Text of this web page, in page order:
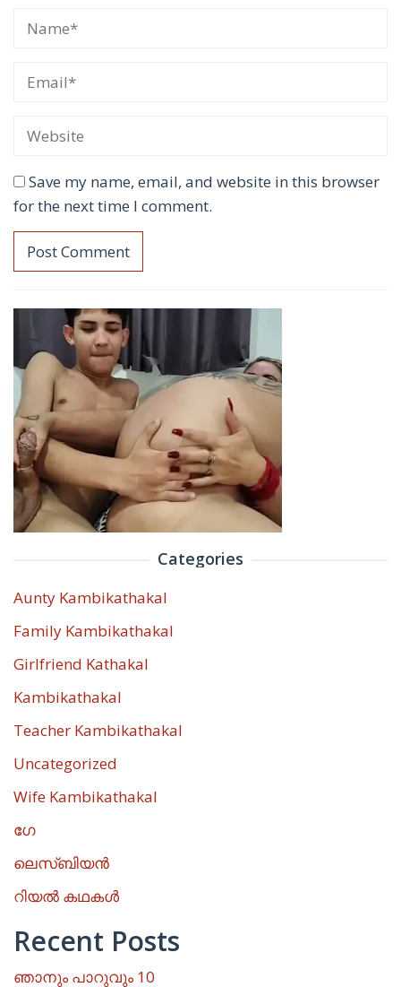
Save my name, email, and website in this browser
for the next time I comment.
Categories
Aunty Kambikathakal
Family Kambikathakal
Girlfriend Kathakal
Kambikathakal
Teacher Kambikathakal
Uncategorized
Wife Kambikathakal
ഗേ
ലെസ്ബിയൻ
റിയൽ കഥകൾ
Recent Posts
ഞാനും പാറുവും 10